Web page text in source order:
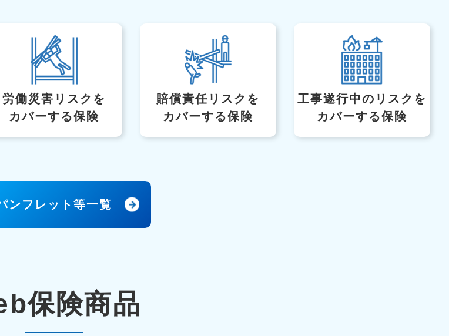
労働災害リスクを
カバーする保険
賠償責任リスクを
カバーする保険
工事遂行中のリスク を
カバーする保険
ンフレット等一覧
保険商品